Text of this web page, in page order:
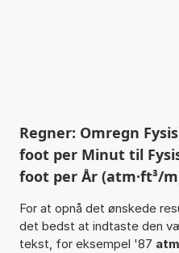
Regner: Omregn
foot per Minut til
foot per År (atm·ft³/
For at opnå det ønskede
det bedst at indtaste den
tekst, for eksempel '87